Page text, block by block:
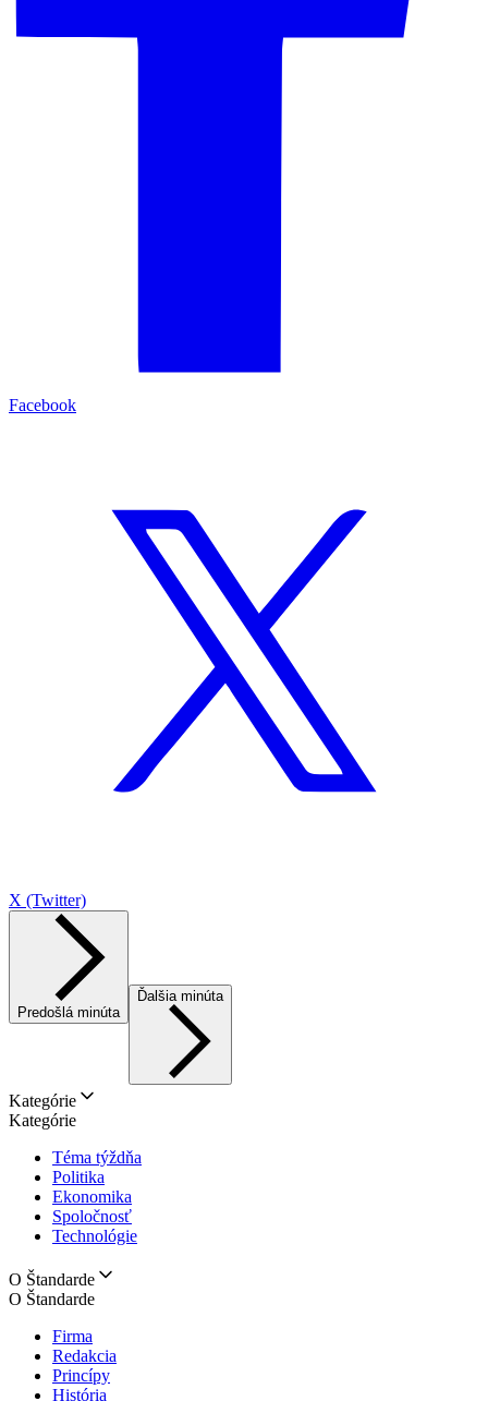
Facebook
X (Twitter)
Predošlá minúta
Ďalšia minúta
Kategórie
Kategórie
Téma týždňa
Politika
Ekonomika
Spoločnosť
Technológie
O Štandarde
O Štandarde
Firma
Redakcia
Princípy
História